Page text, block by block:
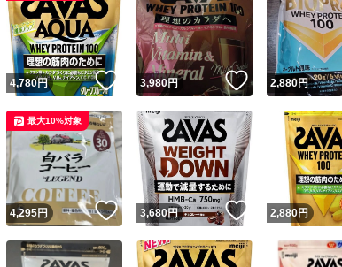
いね！
4,780円 いいね！
3,980円 いいね！
2,880円
いね！
4,295円 いいね！
最大10%対象
3,680円 いいね！
2,880円